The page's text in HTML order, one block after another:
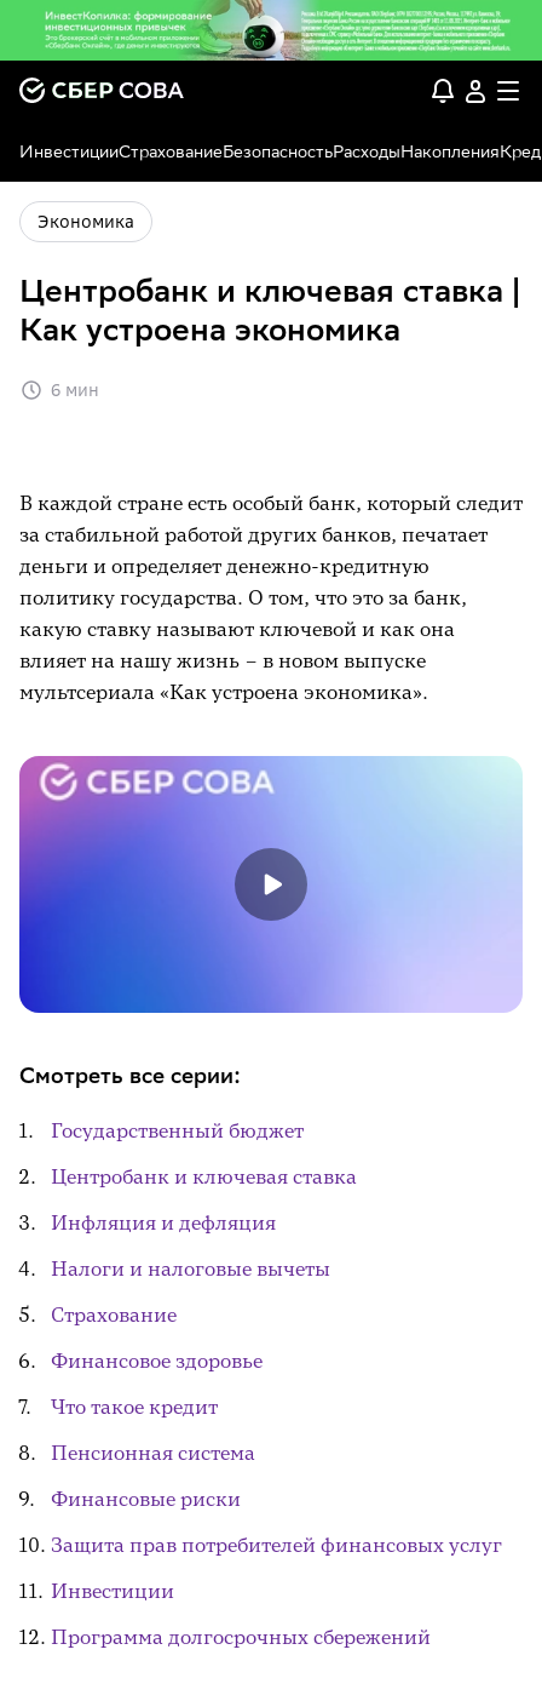
ИнвестицииСтрахованиеБезопасностьРасходыНакопления
Экономика
Центробанк и ключевая ставка |
Как устроена экономика
6 мин
В каждой стране есть особый банк, который следит
за стабильной работой других банков, печатает
деньги и определяет денежно-кредитную
политику государства. О том, что это за банк,
какую ставку называют ключевой и как она
влияет на нашу жизнь – в новом выпуске
мультсериала «Как устроена экономика».
Смотреть все серии:
Государственный бюджет
Центробанк и ключевая ставка
Инфляция и дефляция
Налоги и налоговые вычеты
Страхование
Финансовое здоровье
Что такое кредит
Пенсионная система
Финансовые риски
Защита прав потребителей финансовых услуг
Инвестиции
Программа долгосрочных сбережений